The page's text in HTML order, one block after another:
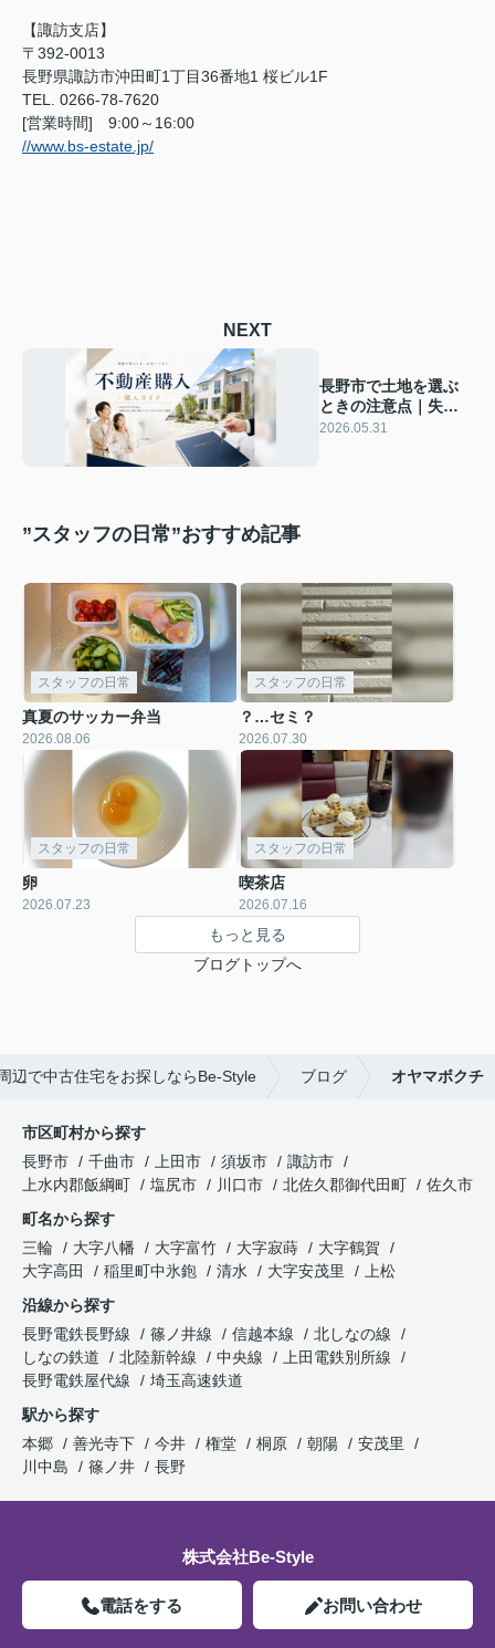
【諏訪支店】
〒392-0013
長野県諏訪市沖田町1丁目36番地1 桜ビル1F
TEL. 0266-78-7620
[営業時間] 9:00～16:00
//www.bs-estate.jp/
NEXT
長野市で土地を選ぶ
ときの注意点｜失敗
しない住宅用地の見
2026.05.31
”スタッフの日常”おすすめ記事
スタッフの日常
真夏のサッカー弁当
2026.08.06
スタッフの日常
？…セミ？
2026.07.30
スタッフの日常
卵
2026.07.23
スタッフの日常
喫茶店
2026.07.16
もっと見る
ブログトップへ
辺で中古住宅をお探しならBe-Style ブログ オヤマボクチ
市区町村から探す
長野市
千曲市 上田市 須坂市
諏訪市
上水内郡飯綱町
塩尻市 川口市 北佐久郡御代田町
佐久市
町名から探す
三輪
大字八幡 大字富竹 大字寂蒔
大字鶴賀
大字高田
稲里町中氷鉋 清水 大字安茂里
上松
沿線から探す
長野電鉄長野線
篠ノ井線 信越本線
北しなの線
しなの鉄道
北陸新幹線 中央線
上田電鉄別所線
長野電鉄屋代線
埼玉高速鉄道
駅から探す
本郷
善光寺下 今井 権堂 桐原 朝陽
安茂里
川中島
篠ノ井 長野
株式会社Be-Style
電話をする お問い合わせ